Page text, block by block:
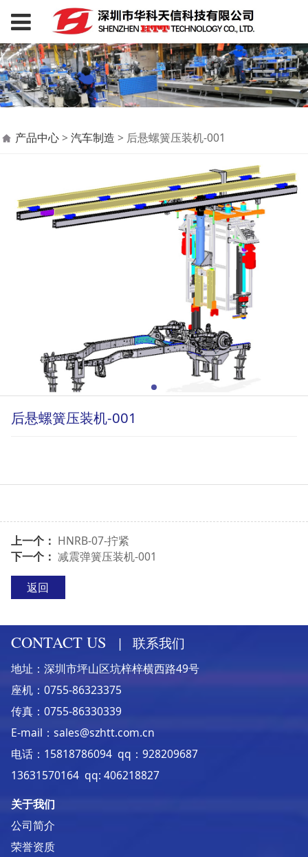
后悬螺簧压装机-001
产品中心> 汽车制造 > 后悬螺簧压装机-001
后悬螺簧压装机-001
上一个： HNRB-07-拧紧
下一个： 减震弹簧压装机-001
返回
CONTACT US | 联系我们
地址：深圳市坪山区坑梓梓横西路49号
座机：0755-86323375
传真：0755-86330339
E-mail：sales@szhtt.com.cn
电话：15818786094 qq：928209687
13631570164 qq: 406218827
关于我们
公司简介
荣誉资质